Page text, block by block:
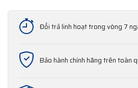
Đổi trả linh hoạt trong vòng 7
Bảo hành chính hãng trên toàn